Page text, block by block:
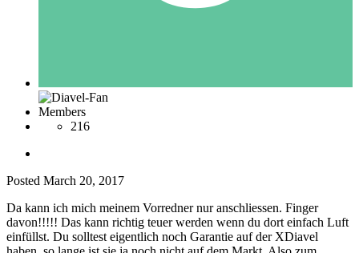
Members
216
Posted March 20, 2017
Da kann ich mich meinem Vorredner nur anschliessen. Finger
davon!!!!! Das kann richtig teuer werden wenn du dort einfach Luft
einfüllst. Du solltest eigentlich noch Garantie auf der XDiavel